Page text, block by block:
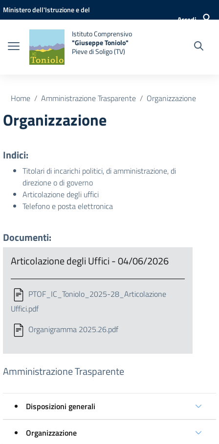
Vai ai contenuti
Vai al menu di navigazione
Vai al footer
Ministero dell'Istruzione e del
Accedi
Istituto Comprensivo
"Giuseppe Toniolo"
Pieve di Soligo (TV)
Home Amministrazione Trasparente Organizzazione
Organizzazione
Indici:
Titolari di incarichi politici, di amministrazione, di
direzione o di governo
Articolazione degli uffici
Telefono e posta elettronica
Documenti:
Articolazione degli Uffici - 04/06/2026
PTOF_IC_Toniolo_2025-28_Articolazione
Uffici.pdf
Organigramma 2025.26.pdf
Amministrazione Trasparente
Disposizioni generali
Organizzazione